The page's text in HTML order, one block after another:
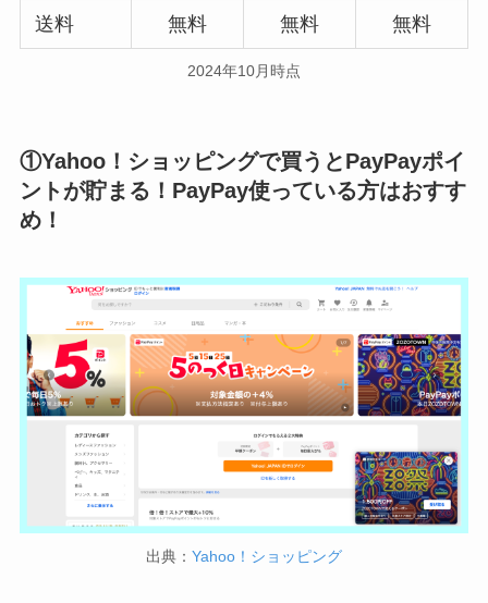
送料 無料 無料 無料
2024年10月時点
①Yahoo！ショッピングで買うとPayPayポイ
ントが貯まる！PayPay使っている方はおすす
め！
出典： Yahoo！ショッピング